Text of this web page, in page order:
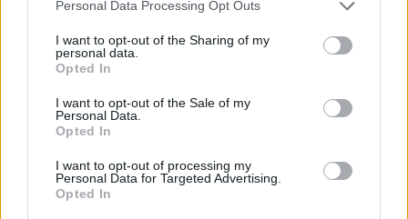
not limited to your visit or usage behaviour. You may click to
grant or deny consent to Google and its third-party tags to
use your data for below specified purposes in below Google
consent section.
Personal Data Processing Opt Outs
I want to opt-out of the Sharing of my
personal data.
Opted In
I want to opt-out of the Sale of my
Personal Data.
Opted In
I want to opt-out of processing my
Personal Data for Targeted Advertising.
Opted In
Η επιδότηση θα ισχύσει από 01 Ιανουαρίου 2024 μέχρι
τον Απρίλιο και θα αφορά θέρμανση με:
Κλιματιστικό (air condition)
Ηλεκτρικές σόμπες
Αντλίες Θερμότητας
Επίδομα θέρμανσης: Αίτηση και δικαιολογητικά